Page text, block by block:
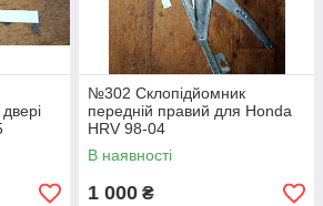
№302 Склопідйомник
передній правий для Honda
HRV 98-04
В наявності
1 000 ₴